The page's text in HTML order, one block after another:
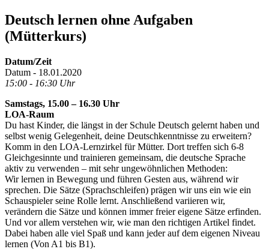
Deutsch lernen ohne Aufgaben
(Mütterkurs)
Datum/Zeit
Datum - 18.01.2020
15:00 - 16:30 Uhr
Samstags, 15.00 – 16.30 Uhr
LOA-Raum
Du hast Kinder, die längst in der Schule Deutsch gelernt haben und
selbst wenig Gelegenheit, deine Deutschkenntnisse zu erweitern?
Komm in den LOA-Lernzirkel für Mütter. Dort treffen sich 6-8
Gleichgesinnte und trainieren gemeinsam, die deutsche Sprache
aktiv zu verwenden – mit sehr ungewöhnlichen Methoden:
Wir lernen in Bewegung und führen Gesten aus, während wir
sprechen. Die Sätze (Sprachschleifen) prägen wir uns ein wie ein
Schauspieler seine Rolle lernt. Anschließend variieren wir,
verändern die Sätze und können immer freier eigene Sätze erfinden.
Und vor allem verstehen wir, wie man den richtigen Artikel findet.
Dabei haben alle viel Spaß und kann jeder auf dem eigenen Niveau
lernen (Von A1 bis B1).